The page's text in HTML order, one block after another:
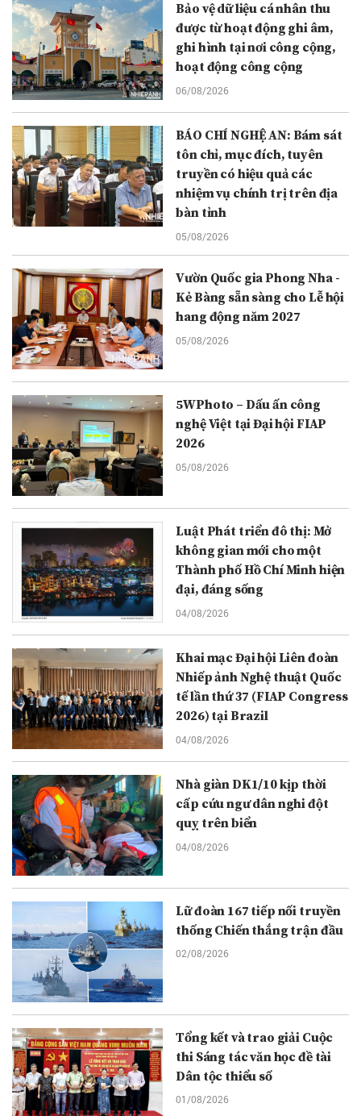
Bảo vệ dữ liệu cá nhân thu
được từ hoạt động ghi âm,
ghi hình tại nơi công cộng,
hoạt động công cộng
06/08/2026
BÁO CHÍ NGHỆ AN: Bám sát
tôn chỉ, mục đích, tuyên
truyền có hiệu quả các
nhiệm vụ chính trị trên địa
bàn tỉnh
05/08/2026
Vườn Quốc gia Phong Nha -
Kẻ Bàng sẵn sàng cho Lễ hội
hang động năm 2027
05/08/2026
5WPhoto – Dấu ấn công
nghệ Việt tại Đại hội FIAP
2026
05/08/2026
Luật Phát triển đô thị: Mở
không gian mới cho một
Thành phố Hồ Chí Minh hiện
đại, đáng sống
04/08/2026
Khai mạc Đại hội Liên đoàn
Nhiếp ảnh Nghệ thuật Quốc
tế lần thứ 37 (FIAP Congress
2026) tại Brazil
04/08/2026
Nhà giàn DK1/10 kịp thời
cấp cứu ngư dân nghi đột
quỵ trên biển
04/08/2026
Lữ đoàn 167 tiếp nối truyền
thống Chiến thắng trận đầu
02/08/2026
Tổng kết và trao giải Cuộc
thi Sáng tác văn học đề tài
Dân tộc thiểu số
01/08/2026